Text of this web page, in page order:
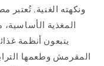
ونكهته الغنية. تُعتبر
المغذية
يتبعون أنظمة
المقرمش وطعمها